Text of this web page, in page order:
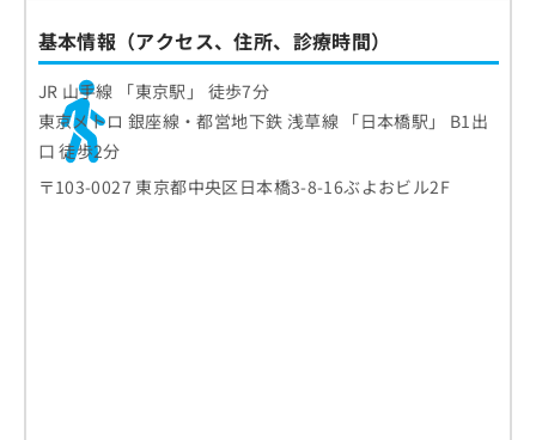
基本情報（アクセス、住所、診療時間）
JR 山手線 「東京駅」 徒歩7分
東京メトロ 銀座線・都営地下鉄 浅草線 「日本橋駅」 B1出
口 徒歩2分
〒103-0027 東京都中央区日本橋3-8-16ぶよおビル2F